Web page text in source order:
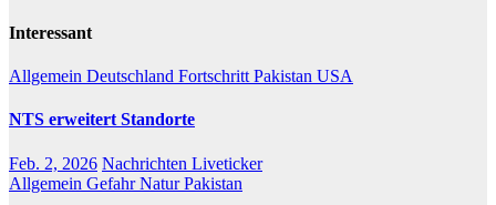
Interessant
Allgemein Deutschland Fortschritt Pakistan USA
NTS erweitert Standorte
Feb. 2, 2026 Nachrichten Liveticker
Allgemein GefahrNaturPakistan